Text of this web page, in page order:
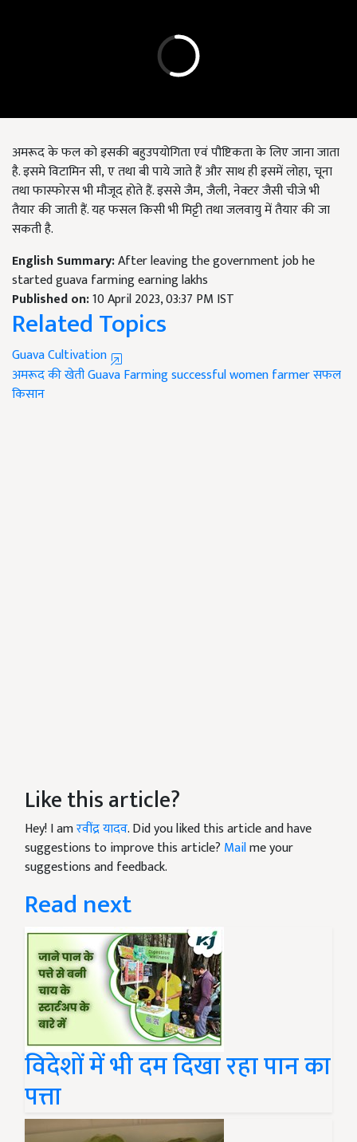
अमरूद के फल को इसकी बहुउपयोगिता एवं पौष्टिकता के लिए जाना जाता
है. इसमे विटामिन सी,ए तथा बी पाये जाते हैं और साथ ही इसमें लोहा,चूना
तथा फास्फोरस भी मौजूद होते हैं. इससे जैम,जैली,नेक्टर जैसी चीजे भी
तैयार की जाती हैं. यह फसल किसी भी मिट्टी तथा जलवायु में तैयार की जा
सकती है.
English Summary:After leaving the government job he
started guava farming earning lakhs
Published on:10 April 2023, 03:37 PM IST
Related Topics
Guava Cultivation
अमरूद की खेतीGuava Farmingsuccessful women farmerसफल
किसान
Like this article?
Hey! I amरवींद्र यादव. Did you liked this article and have
suggestions to improve this article? Mailme your
suggestions and feedback.
Read next
विदेशों में भी दम दिखा रहा पान का
पत्ता